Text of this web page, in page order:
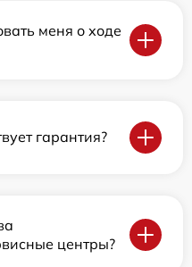
меня о ходе
гарантия?
центры?